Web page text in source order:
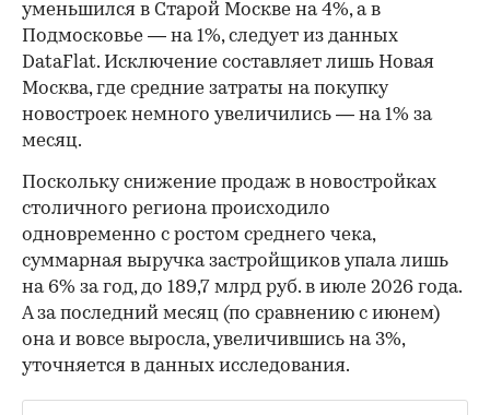
уменьшился в Старой Москве на 4%, а в
Подмосковье — на 1%, следует из данных
DataFlat. Исключение составляет лишь Новая
Москва, где средние затраты на покупку
новостроек немного увеличились — на 1% за
месяц.
Поскольку снижение продаж в новостройках
столичного региона происходило
одновременно с ростом среднего чека,
суммарная выручка застройщиков упала лишь
на 6% за год, до 189,7 млрд руб. в июле 2026 года.
А за последний месяц (по сравнению с июнем)
она и вовсе выросла, увеличившись на 3%,
уточняется в данных исследования.